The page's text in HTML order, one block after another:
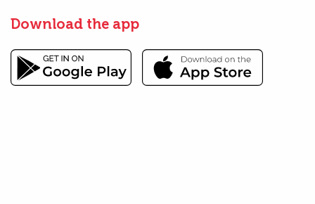
Download the app